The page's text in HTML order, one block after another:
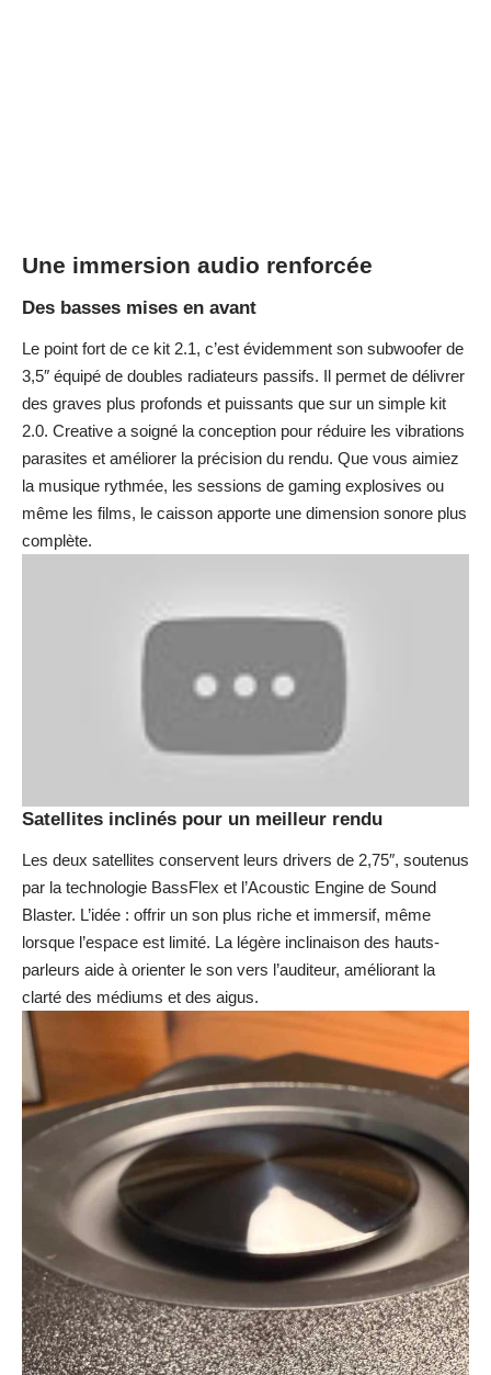
Une immersion audio renforcée
Des basses mises en avant
Le point fort de ce kit 2.1, c’est évidemment son subwoofer de
3,5″ équipé de doubles radiateurs passifs. Il permet de délivrer
des graves plus profonds et puissants que sur un simple kit
2.0. Creative a soigné la conception pour réduire les vibrations
parasites et améliorer la précision du rendu. Que vous aimiez
la musique rythmée, les sessions de gaming explosives ou
même les films, le caisson apporte une dimension sonore plus
complète.
Satellites inclinés pour un meilleur rendu
Les deux satellites conservent leurs drivers de 2,75″, soutenus
par la technologie BassFlex et l’Acoustic Engine de Sound
Blaster. L’idée : offrir un son plus riche et immersif, même
lorsque l’espace est limité. La légère inclinaison des hauts-
parleurs aide à orienter le son vers l’auditeur, améliorant la
clarté des médiums et des aigus.